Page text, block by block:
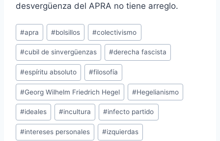
desvergüenza del APRA no tiene arreglo.
Etiquetas
de
la
entrada:
#apra #bolsillos #colectivismo
#cubil de sinvergüenzas #derecha fascista
#espíritu absoluto #filosofía
#Georg Wilhelm Friedrich Hegel #Hegelianismo
#ideales #incultura #infecto partido
#intereses personales #izquierdas